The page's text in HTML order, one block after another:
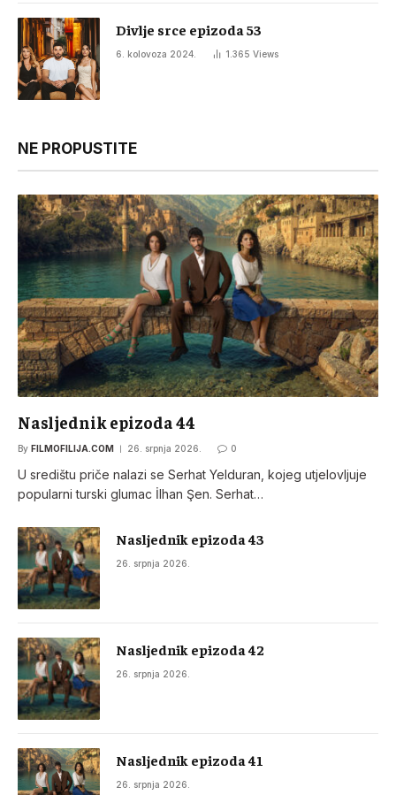
Divlje srce epizoda 53
6. kolovoza 2024. 1.365 Views
NE PROPUSTITE
Nasljednik epizoda 44
By FILMOFILIJA.COM 26. srpnja 2026. 0
U središtu priče nalazi se Serhat Yelduran, kojeg utjelovljuje
popularni turski glumac İlhan Şen. Serhat…
Nasljednik epizoda 43
26. srpnja 2026.
Nasljednik epizoda 42
26. srpnja 2026.
Nasljednik epizoda 41
26. srpnja 2026.